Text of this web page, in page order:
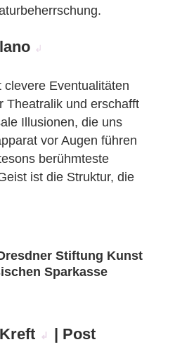
↲
Eventualitäten
Theatralik und erschafft
Illusionen, die uns
vor Augen führen
berühmteste
ist die Struktur, die
Stiftung Kunst
Sparkasse
↲
| Post